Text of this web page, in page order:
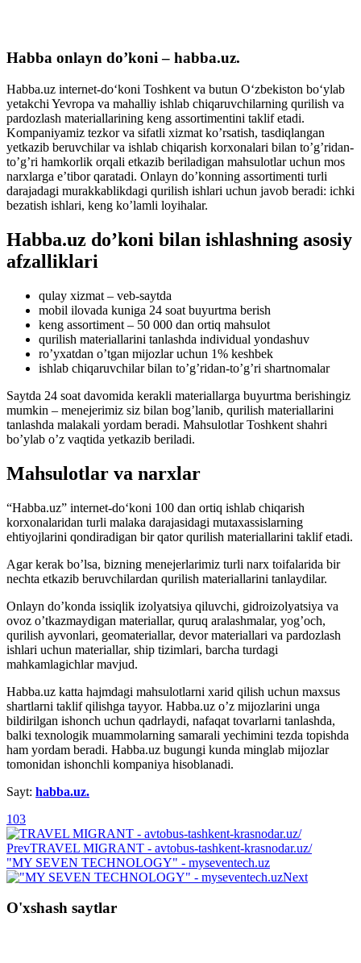
Habba onlayn do’koni – habba.uz.
Habba.uz internet-do‘koni Toshkent va butun O‘zbekiston bo‘ylab
yetakchi Yevropa va mahalliy ishlab chiqaruvchilarning qurilish va
pardozlash materiallarining keng assortimentini taklif etadi.
Kompaniyamiz tezkor va sifatli xizmat ko’rsatish, tasdiqlangan
yetkazib beruvchilar va ishlab chiqarish korxonalari bilan to’g’ridan-
to’g’ri hamkorlik orqali etkazib beriladigan mahsulotlar uchun mos
narxlarga e’tibor qaratadi. Onlayn do’konning assortimenti turli
darajadagi murakkablikdagi qurilish ishlari uchun javob beradi: ichki
bezatish ishlari, keng ko’lamli loyihalar.
Habba.uz do’koni bilan ishlashning asosiy
afzalliklari
qulay xizmat – veb-saytda
mobil ilovada kuniga 24 soat buyurtma berish
keng assortiment – 50 000 dan ortiq mahsulot
qurilish materiallarini tanlashda individual yondashuv
ro’yxatdan o’tgan mijozlar uchun 1% keshbek
ishlab chiqaruvchilar bilan to’g’ridan-to’g’ri shartnomalar
Saytda 24 soat davomida kerakli materiallarga buyurtma berishingiz
mumkin – menejerimiz siz bilan bog’lanib, qurilish materiallarini
tanlashda malakali yordam beradi. Mahsulotlar Toshkent shahri
bo’ylab o’z vaqtida yetkazib beriladi.
Mahsulotlar va narxlar
“Habba.uz” internet-do‘koni 100 dan ortiq ishlab chiqarish
korxonalaridan turli malaka darajasidagi mutaxassislarning
ehtiyojlarini qondiradigan bir qator qurilish materiallarini taklif etadi.
Agar kerak bo’lsa, bizning menejerlarimiz turli narx toifalarida bir
nechta etkazib beruvchilardan qurilish materiallarini tanlaydilar.
Onlayn do’konda issiqlik izolyatsiya qiluvchi, gidroizolyatsiya va
ovoz o’tkazmaydigan materiallar, quruq aralashmalar, yog’och,
qurilish ayvonlari, geomateriallar, devor materiallari va pardozlash
ishlari uchun materiallar, ship tizimlari, barcha turdagi
mahkamlagichlar mavjud.
Habba.uz katta hajmdagi mahsulotlarni xarid qilish uchun maxsus
shartlarni taklif qilishga tayyor. Habba.uz o’z mijozlarini unga
bildirilgan ishonch uchun qadrlaydi, nafaqat tovarlarni tanlashda,
balki texnologik muammolarning samarali yechimini tezda topishda
ham yordam beradi. Habba.uz bugungi kunda minglab mijozlar
tomonidan ishonchli kompaniya hisoblanadi.
Sayt: habba.uz.
103
PrevTRAVEL MIGRANT - avtobus-tashkent-krasnodar.uz/
"MY SEVEN TECHNOLOGY" - myseventech.uz
Next
O'xshash saytlar